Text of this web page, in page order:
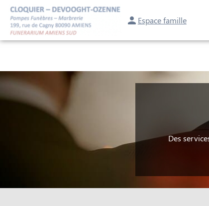
Espace famille
NOS SERVICES NOTRE AGENCE NOTRE CHAMBRE FUNÉRAIRE
Des